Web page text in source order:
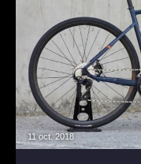
11 oct. 2018